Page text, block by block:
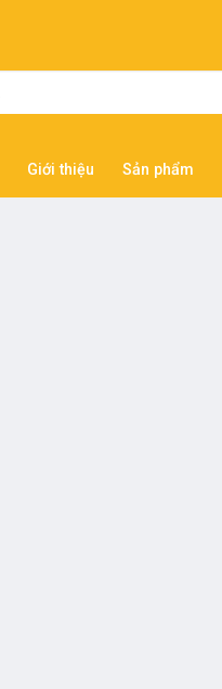
Giới thiệu Sản phẩm